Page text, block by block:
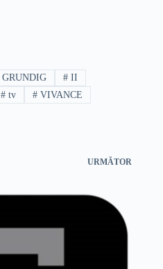
GRUNDIG # II
# tv # VIVANCE
URMĂTOR